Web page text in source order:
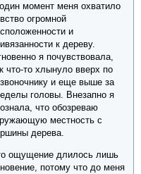
момент меня охватило
огромной
и
к дереву.
я почувствовала,
что-то хлынуло вверх по
и еще выше за
головы. Внезапно я
что обозреваю
местность с
дерева.
ощущение длилось лишь
потому что до меня